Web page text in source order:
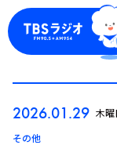
2026.01.29 木曜
その他